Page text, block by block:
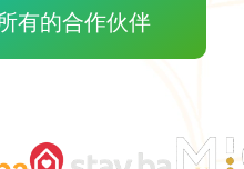
有的合作伙伴